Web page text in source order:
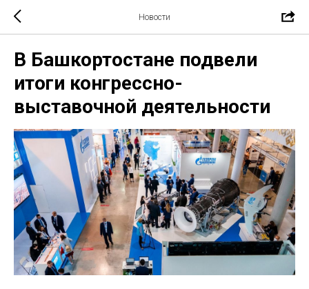
Новости
В Башкортостане подвели
итоги конгрессно-
выставочной деятельности